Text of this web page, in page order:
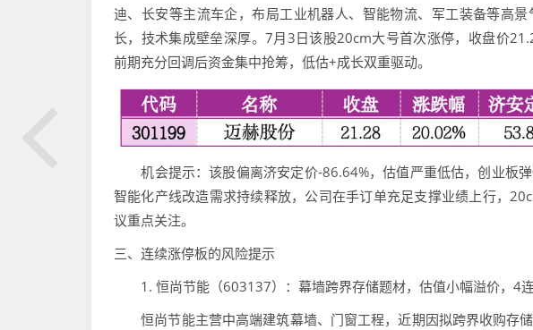
迪、长安等主流车企，布局工业机器人、智能物流、军工装备等高
长，技术集成壁垒深厚。7月3日该股20cm大号首次涨停，收盘价
前期充分回调后资金集中抢筹，低估+成长双重驱动。
机会提示：该股偏离济安定价-86.64%，估值严重低估，创业板
智能化产线改造需求持续释放，公司在手订单充足支撑业绩上行，
议重点关注。
三、连续涨停板的风险提示
1. 恒尚节能（603137）：幕墙跨界存储题材，估值小幅溢价，4
恒尚节能主营中高端建筑幕墙、门窗工程，近期因拟跨界收购存